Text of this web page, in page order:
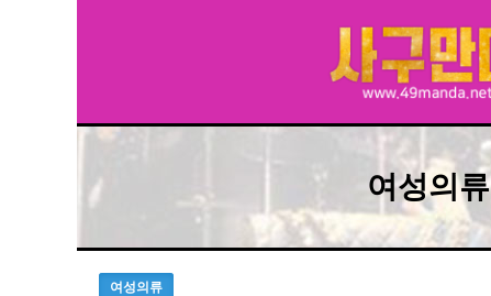
여성의류
여성의류